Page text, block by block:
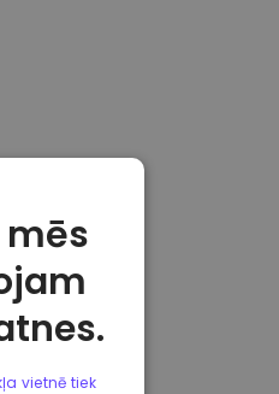
mēs
vietnē tiek